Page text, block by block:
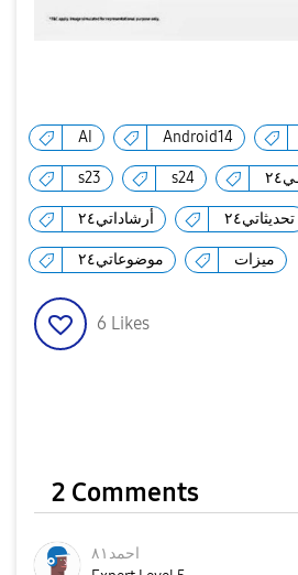
AI Android14
s23 s24
أرشاداتي٢٤ تحديثاتي٢٤
موضوعاتي٢٤ ميزات
6 Likes
2 Comments
احمد٨١